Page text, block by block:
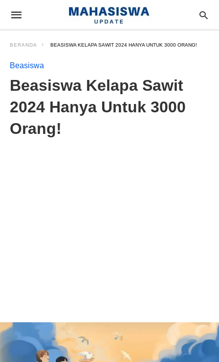
BERANDA BEASISWA KELAPA SAWIT 2024 HANYA UNTUK 3000 ORANG!
Beasiswa
Beasiswa Kelapa Sawit
2024 Hanya Untuk 3000
Orang!